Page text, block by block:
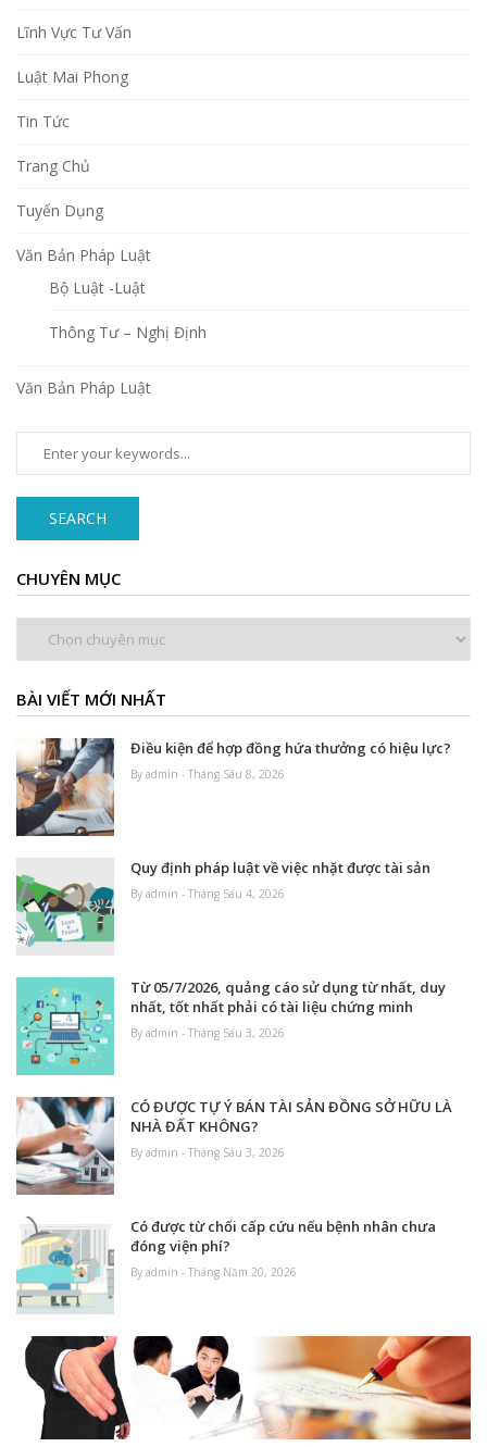
Lĩnh Vực Tư Vấn
Luật Mai Phong
Tin Tức
Trang Chủ
Tuyển Dụng
Văn Bản Pháp Luật
Bộ Luật -Luật
Thông Tư – Nghị Định
Văn Bản Pháp Luật
SEARCH
CHUYÊN MỤC
BÀI VIẾT MỚI NHẤT
Điều kiện để hợp đồng hứa thưởng có hiệu lực?
By admin - Tháng Sáu 8, 2026
Quy định pháp luật về việc nhặt được tài sản
By admin - Tháng Sáu 4, 2026
Từ 05/7/2026, quảng cáo sử dụng từ nhất, duy
nhất, tốt nhất phải có tài liệu chứng minh
By admin - Tháng Sáu 3, 2026
CÓ ĐƯỢC TỰ Ý BÁN TÀI SẢN ĐỒNG SỞ HỮU LÀ
NHÀ ĐẤT KHÔNG?
By admin - Tháng Sáu 3, 2026
Có được từ chối cấp cứu nếu bệnh nhân chưa
đóng viện phí?
By admin - Tháng Năm 20, 2026